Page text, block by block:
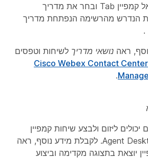
קמפיין
Tab ובחר את מדריך
הנדרש מהרשימה הנפתחת מדריך
.
ראה נושאי מדריך לשיחות וטפסים
Cisco Webex Contact
.
יכולים ליזום ולבצע שיחות קמפיין
יוצאת בתצוגה מקדימה וביצוע